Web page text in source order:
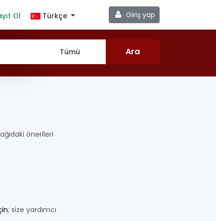
Giriş yap
Ol Türkçe
önerileri
; size yardımcı